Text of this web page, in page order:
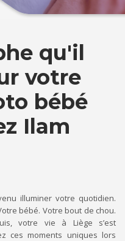
qu'il
votre
bébé
Ilam
illuminer votre quotidien.
bébé. Votre bout de chou.
votre vie à Liège s’est
ces moments uniques lors